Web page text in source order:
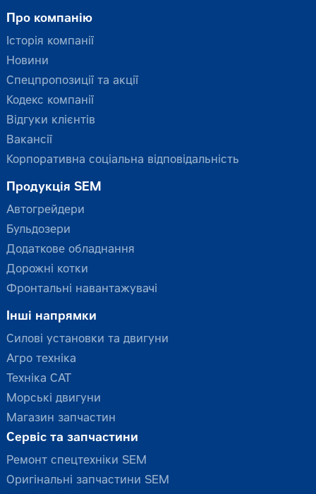
Про компанію
Історія компанії
Новини
Спецпропозиції та акції
Кодекс компанії
Відгуки клієнтів
Вакансії
Корпоративна соціальна відповідальність
Продукція SEM
Автогрейдери
Бульдозери
Додаткове обладнання
Дорожні котки
Фронтальні навантажувачі
Інші напрямки
Силові установки та двигуни
Агро техніка
Техніка CAT
Морські двигуни
Магазин запчастин
Сервіс та запчастини
Ремонт спецтехніки SEM
Оригінальні запчастини SEM